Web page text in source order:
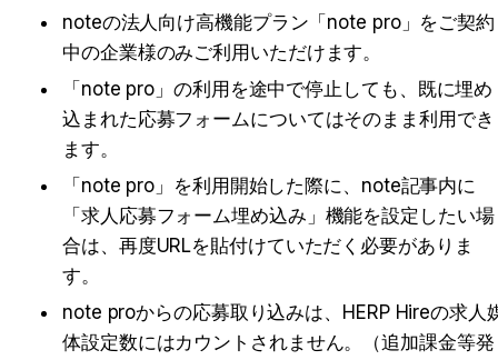
noteの法人向け高機能プラン「note pro」をご契約
中の企業様のみご利用いただけます。
「note pro」の利用を途中で停止しても、既に埋め
込まれた応募フォームについてはそのまま利用でき
ます。
「note pro」を利用開始した際に、note記事内に
「求人応募フォーム埋め込み」機能を設定したい場
合は、再度URLを貼付けていただく必要がありま
す。
note proからの応募取り込みは、HERP Hireの求人
体設定数にはカウントされません。（追加課金等発